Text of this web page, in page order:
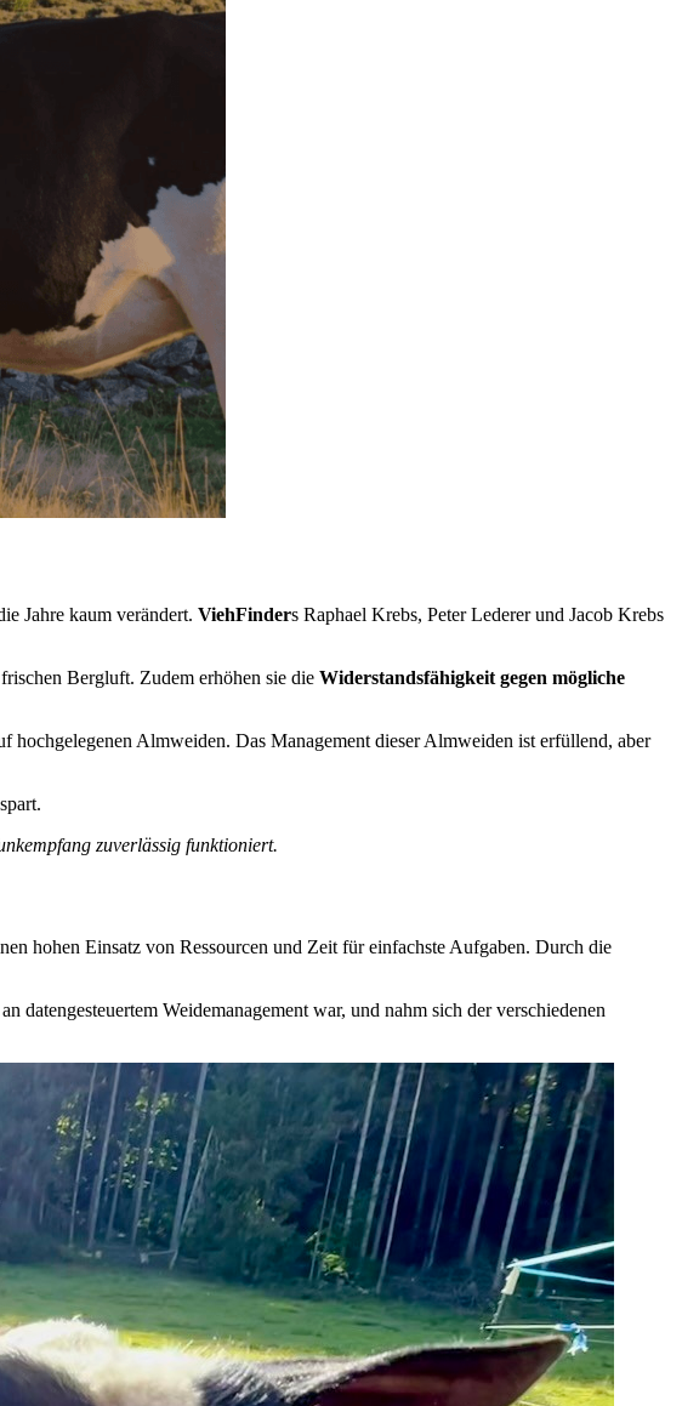
Jahre kaum verändert. ViehFinders Raphael Krebs, Peter Lederer und Jacob Krebs
Bergluft. Zudem erhöhen sie die Widerstandsfähigkeit gegen mögliche
hochgelegenen Almweiden. Das Management dieser Almweiden ist erfüllend, aber
zuverlässig funktioniert.
hohen Einsatz von Ressourcen und Zeit für einfachste Aufgaben. Durch die
Weidemanagement war, und nahm sich der verschiedenen